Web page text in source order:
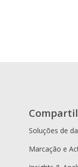
Soluções de
Marcação e